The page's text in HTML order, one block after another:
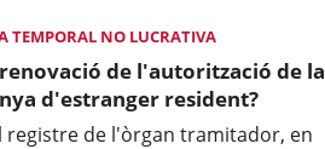
TEMPORAL NO LUCRATIVA
de l'autorització de la
d'estranger resident?
registre de l'òrgan tramitador, en